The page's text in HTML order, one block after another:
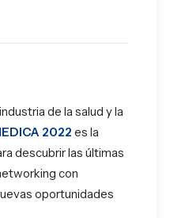
de la salud y la
2022 es la
descubrir las últimas
con
oportunidades